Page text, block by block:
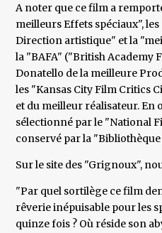
A noter que ce film a
meilleurs Effets spéciaux",
Direction artistique" et la
la "BAFA" ("British Academy
Donatello de la meilleure
les "Kansas City Film Critics
et du meilleur réalisateur. En
sélectionné par le "National
conservé par la
Sur le site des "Grignoux",
"Par quel sortilège ce film
rêverie inépuisable pour les
quinze fois ? Où réside son